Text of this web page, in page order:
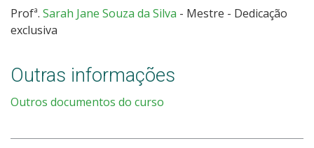
Profª. Sarah Jane Souza da Silva - Mestre - Dedicação
exclusiva
Outras informações
Outros documentos do curso